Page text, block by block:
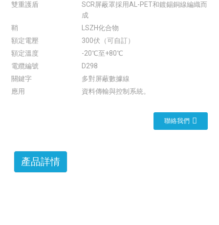
雙重護盾
SCR屏蔽罩採用AL-PET和鍍錫銅線編織而
成
鞘
LSZH化合物
額定電壓
300伏（可自訂）
額定溫度
-20℃至+80℃
電纜編號
D298
關鍵字
多對屏蔽數據線
應用
資料傳輸與控制系統。
聯絡我們
產品詳情